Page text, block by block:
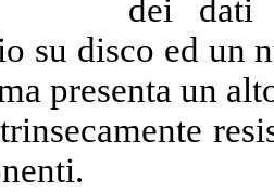
dei dati
su disco ed un
presenta un